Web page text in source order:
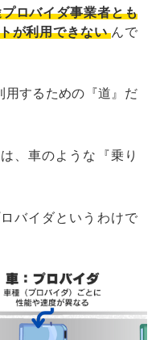
ロバイダ事業者とも
が利用できない んで
用するための『道』だ
、車のような『乗り
バイダというわけで